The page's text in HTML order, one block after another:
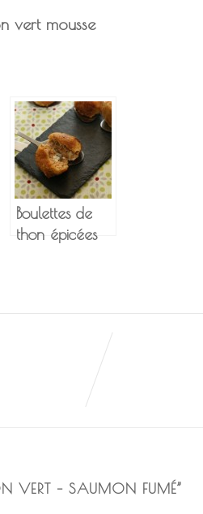
vert mousse
Boulettes de
thon épicées
VERT – SAUMON FUMÉ”